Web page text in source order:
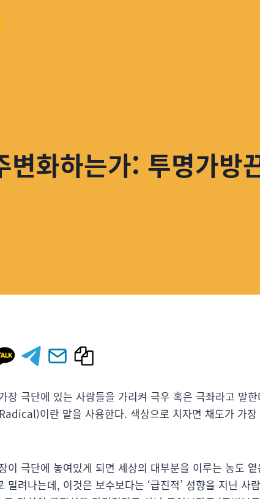
변화하는가: 투명가방
장 극단에 있는 사람들을 가리켜 극우 혹은 극좌라고 말
이란 말을 사용한다. 색상으로 치자면 채도가 가
이 극단에 놓여있게 되면 세상의 대부분을 이루는 농도
밀려나는데, 이것은 보수보다는 ‘급진적’ 성향을 지닌 사